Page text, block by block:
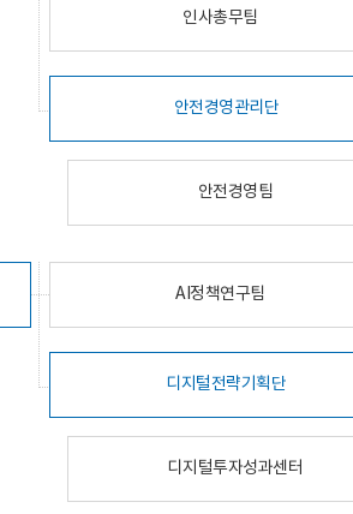
인사총무팀
안전경영관리단
안전경영팀
AI정책연구팀
디지털전략기획단
디지털투자성과센터